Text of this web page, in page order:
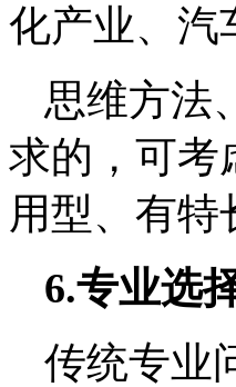
化产业、汽
思维方法
求的，可考
用型、有特
6.专业选
传统专业